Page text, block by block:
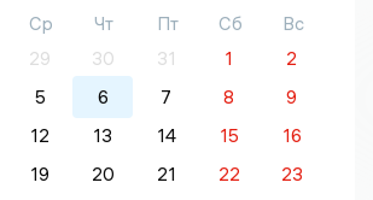
Ср Чт Пт Сб
Вс
29 30 31 1
2
5 6 7 8
9
12 13 14 15
16
19 20 21 22
23